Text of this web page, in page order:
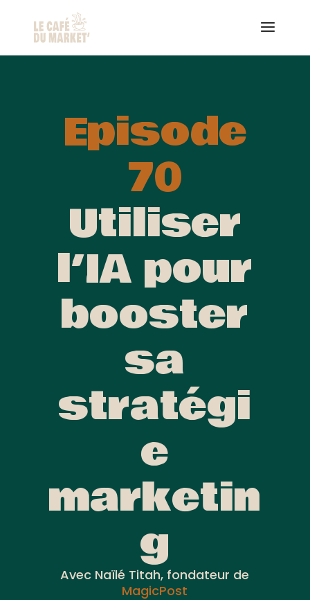
Episode
70
Utiliser
l’IA pour
booster
sa
stratégi
e
marketin
g
Avec Naïlé Titah, fondateur de
MagicPost